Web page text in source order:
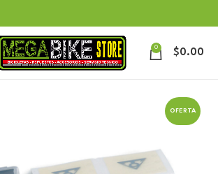
0 $0.00
OFERTA